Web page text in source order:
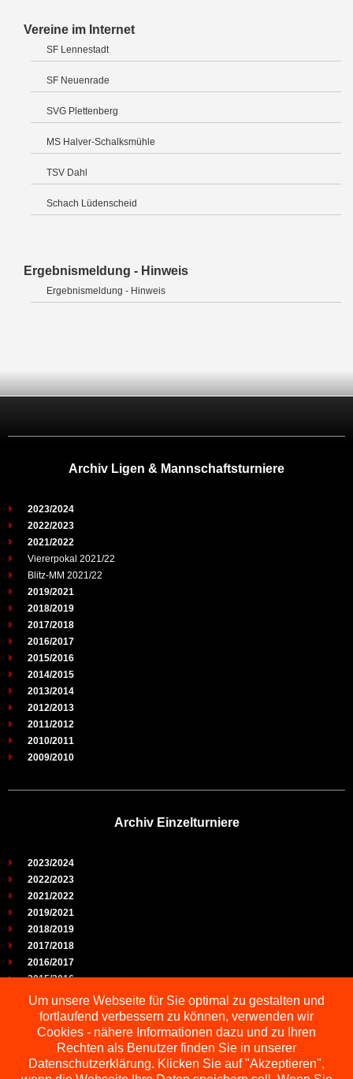
Vereine im Internet
SF Lennestadt
SF Neuenrade
SVG Plettenberg
MS Halver-Schalksmühle
TSV Dahl
Schach Lüdenscheid
Ergebnismeldung - Hinweis
Ergebnismeldung - Hinweis
Archiv Ligen & Mannschaftsturniere
2023/2024
2022/2023
2021/2022
Viererpokal 2021/22
Blitz-MM 2021/22
2019/2021
2018/2019
2017/2018
2016/2017
2015/2016
2014/2015
2013/2014
2012/2013
2011/2012
2010/2011
2009/2010
Archiv Einzelturniere
2023/2024
2022/2023
2021/2022
2019/2021
2018/2019
2017/2018
2016/2017
2015/2016
2014/2015
2013/2014
2012/2013
2011/2012
2010/2011
Um unsere Webseite für Sie optimal zu gestalten und
fortlaufend verbessern zu können, verwenden wir
Cookies - nähere Informationen dazu und zu Ihren
Rechten als Benutzer finden Sie in unserer
Datenschutzerklärung. Klicken Sie auf "Akzeptieren",